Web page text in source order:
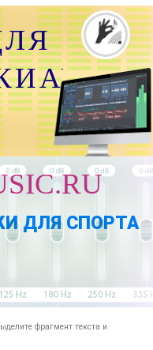
ДЛЯ СПОРТА
фрагмент текста и